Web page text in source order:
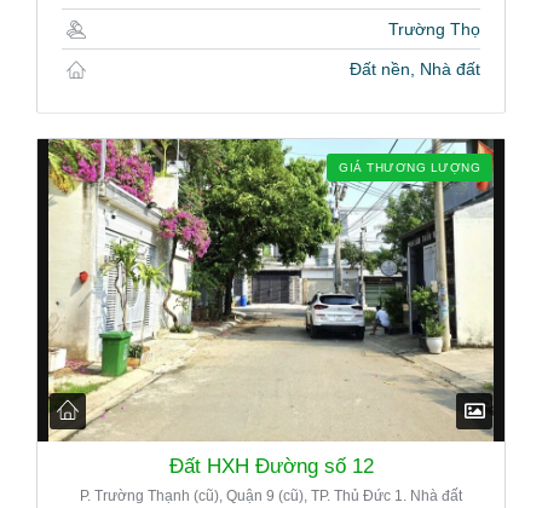
Trường Thọ
Đất nền, Nhà đất
GIÁ THƯƠNG LƯỢNG
Đất HXH Đường số 12
P. Trường Thạnh (cũ), Quận 9 (cũ), TP. Thủ Đức 1. Nhà đất